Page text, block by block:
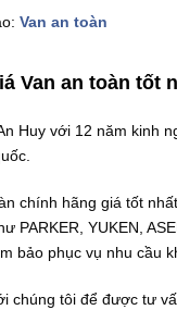
Van an toàn
Van an toàn
Huy với 12 năm kinh
chính hãng giá tốt
PARKER, YUKEN,
bảo phục vụ nhu cầu
chúng tôi để được tư